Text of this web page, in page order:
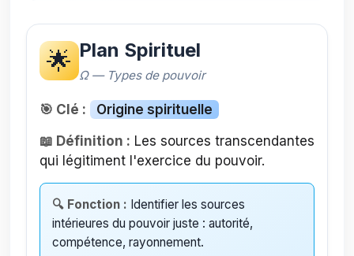
🌟 Plan Spirituel
Ω — Types de pouvoir
🎯 Clé :
Origine spirituelle
📖 Définition : Les sources transcendantes
qui légitiment l'exercice du pouvoir.
🔍 Fonction : Identifier les sources
intérieures du pouvoir juste : autorité,
compétence, rayonnement.